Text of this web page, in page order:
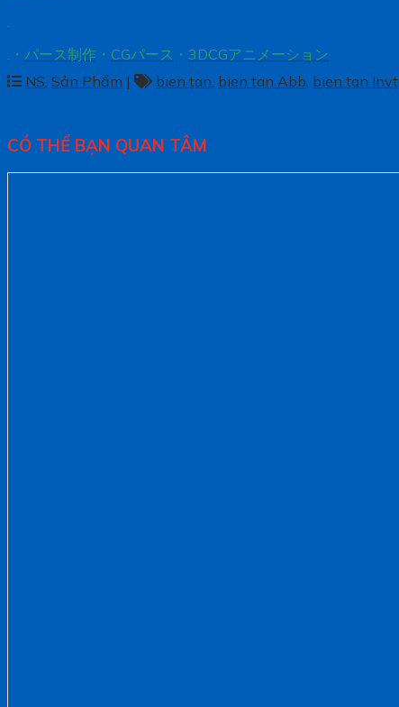
・ パース制作 ・ CGパース ・ 3DCGアニメーション
NS Sản Phẩm | bien tan bien tan Abb bien tan Invt
CÓ THỂ BẠN QUAN TÂM